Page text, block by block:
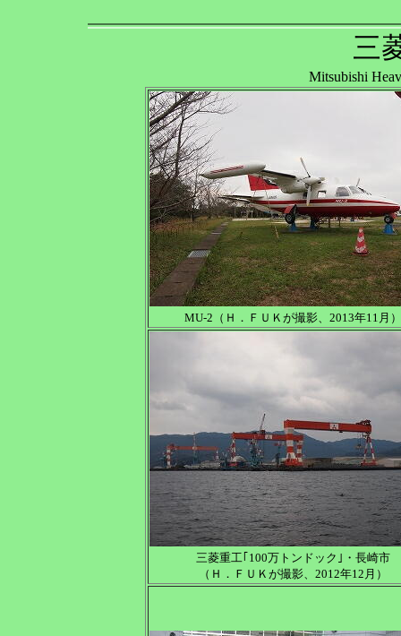
三
Mitsubishi
MU-2（Ｈ．ＦＵＫが撮影、2013年11月）
三菱重工｢100万トンドック｣・長崎市
（Ｈ．ＦＵＫが撮影、2012年12月）